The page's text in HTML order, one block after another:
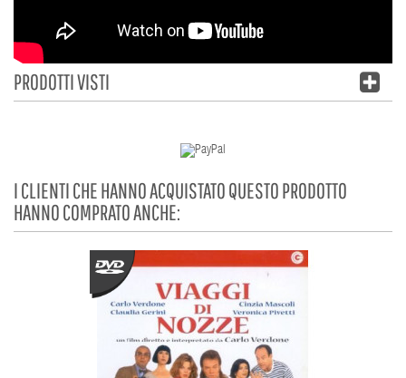
PRODOTTI VISTI
I CLIENTI CHE HANNO ACQUISTATO QUESTO PRODOTTO
HANNO COMPRATO ANCHE: